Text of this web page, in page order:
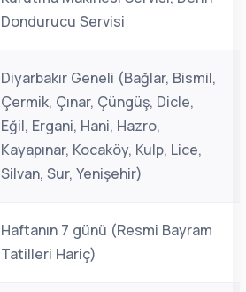
Dondurucu Servisi
Diyarbakır Geneli (Bağlar, Bismil,
Çermik, Çınar, Çüngüş, Dicle,
Eğil, Ergani, Hani, Hazro,
Kayapınar, Kocaköy, Kulp, Lice,
Silvan, Sur, Yenişehir)
Haftanın 7 günü (Resmi Bayram
Tatilleri Hariç)